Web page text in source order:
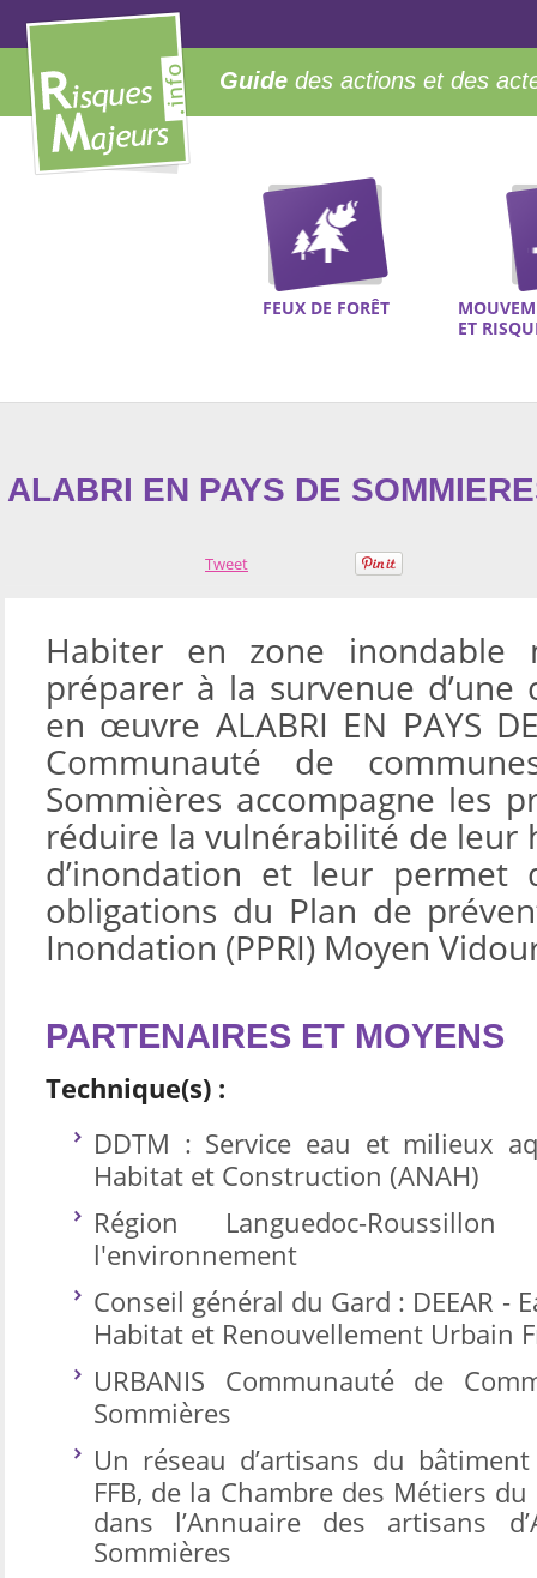
Guide des actions et des
FEUX DE FORÊT
ET
ALABRI EN PAYS DE
Tweet
Habiter en zone inondable
préparer à la survenue d’une
en œuvre ALABRI EN PAYS
Communauté de
Sommières accompagne les
réduire la vulnérabilité de leur
d’inondation et leur permet
obligations du Plan de
Inondation (PPRI) Moyen
PARTENAIRES ET MOYENS
Technique(s) :
DDTM : Service eau et milieux
Habitat et Construction (ANAH)
Région Languedoc-
l'environnement
Conseil général du Gard : DEEAR -
Habitat et Renouvellement Urbain
URBANIS Communauté de
Sommières
Un réseau d’artisans du
FFB, de la Chambre des Métiers
dans l’Annuaire des artisans
Sommières